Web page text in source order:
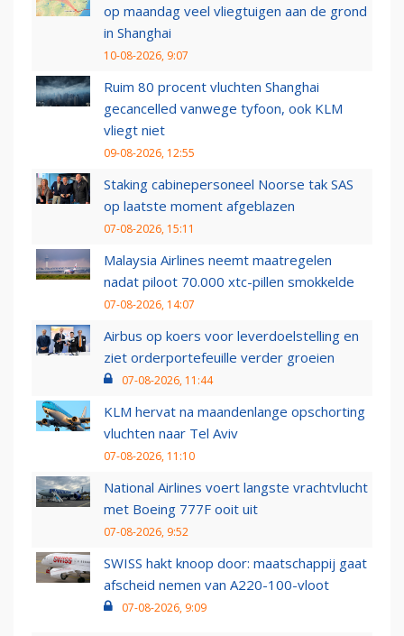
op maandag veel vliegtuigen aan de grond
in Shanghai
10-08-2026, 9:07
Ruim 80 procent vluchten Shanghai
gecancelled vanwege tyfoon, ook KLM
vliegt niet
09-08-2026, 12:55
Staking cabinepersoneel Noorse tak SAS
op laatste moment afgeblazen
07-08-2026, 15:11
Malaysia Airlines neemt maatregelen
nadat piloot 70.000 xtc-pillen smokkelde
07-08-2026, 14:07
Airbus op koers voor leverdoelstelling en
ziet orderportefeuille verder groeien
07-08-2026, 11:44
KLM hervat na maandenlange opschorting
vluchten naar Tel Aviv
07-08-2026, 11:10
National Airlines voert langste vrachtvlucht
met Boeing 777F ooit uit
07-08-2026, 9:52
SWISS hakt knoop door: maatschappij gaat
afscheid nemen van A220-100-vloot
07-08-2026, 9:09